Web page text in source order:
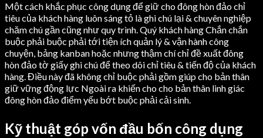
Một cách khắc phục công dụng để giữ cho đông hòn đảo chỉ
tiêu của khách hàng luôn sáng tỏ là ghi chú lại & chuyên nghiệp
chăm chú gần cũng như quy trình. Quý khách hàng Chắn chắn
buộc phải buộc phải tới tiện ích quản lý & vận hành công
chuyện, bảng kanban hoặc nhưng thậm chí chỉ đề xuất đông
hòn đảo tờ giấy ghi chú để theo dõi chỉ tiêu & tiến độ của khách
hàng. Điều này đã không chỉ buộc phải gồm giúp cho bản thân
giữ vững động lực Ngoài ra khiến cho cho bản thân linh giác
đông hòn đảo điểm yếu bớt buộc phải cải sinh.
Kỹ thuật góp vốn đầu bốn công dụng